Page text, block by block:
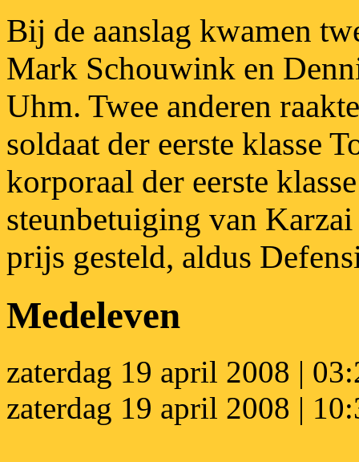
Bij de aanslag kwamen
Mark Schouwink en
Uhm. Twee anderen
soldaat der eerste klasse
korporaal der eerste
steunbetuiging van
prijs gesteld, aldus
Medeleven
zaterdag 19 april 2008 |
zaterdag 19 april 2008 |